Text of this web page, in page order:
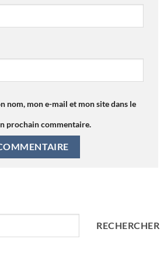
nom, mon e-mail et mon site dans le
prochain commentaire.
RECHERCHER